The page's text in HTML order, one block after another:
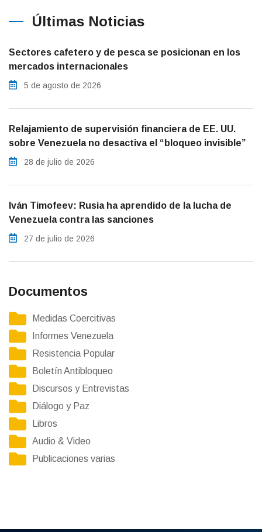
Últimas Noticias
Sectores cafetero y de pesca se posicionan en los
mercados internacionales
5 de agosto de 2026
Relajamiento de supervisión financiera de EE. UU.
sobre Venezuela no desactiva el “bloqueo invisible”
28 de julio de 2026
Iván Timofeev: Rusia ha aprendido de la lucha de
Venezuela contra las sanciones
27 de julio de 2026
Documentos
Medidas Coercitivas
Informes Venezuela
Resistencia Popular
Boletín Antibloqueo
Discursos y Entrevistas
Diálogo y Paz
Libros
Audio & Video
Publicaciones varias